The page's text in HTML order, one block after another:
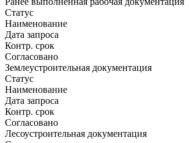
Статус
Наименование
Дата запроса
Контр. срок
Согласовано
Землеустроительная документация
Статус
Наименование
Дата запроса
Контр. срок
Согласовано
Лесоустроительная документация